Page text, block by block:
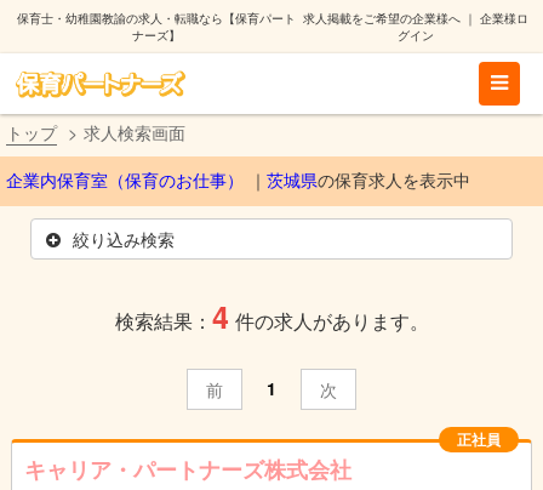
保育士・幼稚園教諭の求人・転職なら【保育パート
ナーズ】
求人掲載をご希望の企業様へ｜ 企業様ロ
グイン
トップ 求人検索画面
企業内保育室（保育のお仕事） 茨城県の保育求人を表示中
絞り込み検索
検索結果： 4 件の求人があります。
前 1 次
正社員
キャリア・パートナーズ株式会社